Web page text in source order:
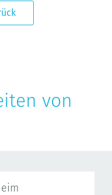
von